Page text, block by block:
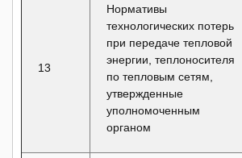
13
Нормативы
технологических потерь
при передаче тепловой
энергии, теплоносителя
по тепловым сетям,
утвержденные
уполномоченным
органом